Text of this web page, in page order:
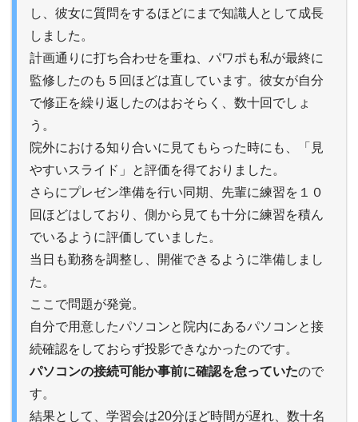
し、彼女に質問をするほどにまで知識人として成長
しました。
計画通りに打ち合わせを重ね、パワポも私が最終に
監修したのも５回ほどは直しています。彼女が自分
で修正を繰り返したのはおそらく、数十回でしょ
う。
院外における知り合いに見てもらった時にも、「見
やすいスライド」と評価を得ておりました。
さらにプレゼン準備を行い同期、先輩に練習を１０
回ほどはしており、側から見ても十分に練習を積ん
でいるように評価していました。
当日も勤務を調整し、開催できるように準備しまし
た。
ここで問題が発覚。
自分で用意したパソコンと院内にあるパソコンと接
続確認をしておらず投影できなかったのです。
パソコンの接続可能か事前に確認を怠っていたので
す。
結果として、学習会は20分ほど時間が遅れ、数十名